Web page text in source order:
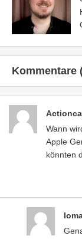
Kommentare
Wann
Apple
könnten